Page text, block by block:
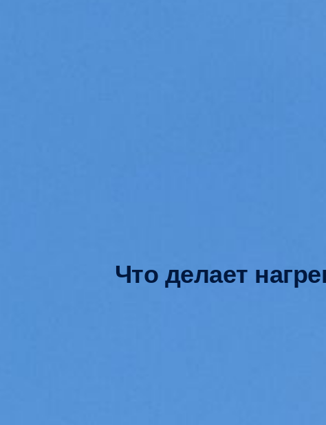
Что делает